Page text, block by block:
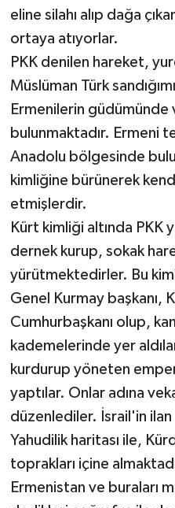
eline silahı alıp dağa
ortaya atıyorlar.
PKK denilen hareket,
Müslüman Türk
Ermenilerin
bulunmaktadır. Ermeni
Anadolu bölgesinde
kimliğine bürünerek
etmişlerdir.
Kürt kimliği altında
dernek kurup, sokak
yürütmektedirler. Bu
Genel Kurmay başkanı,
Cumhurbaşkanı olup,
kademelerinde yer
kurdurup yöneten
yaptılar. Onlar adına
düzenlediler. İsrail'in
Yahudilik haritası ile,
toprakları içine
Ermenistan ve buraları